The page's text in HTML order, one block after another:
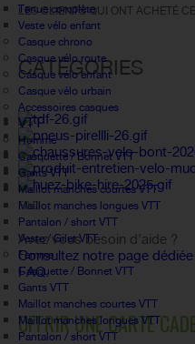
Tenue complète
Veste vélo enfant
Casque chrono
Casque vélo route
Casque vélo enfant
Casque vélo urbain
Accessoires casques
VTT
Homme
Casquette / Bonnet VTT
Gants VTT
Maillot manches courtes VTT
Maillot manches longues VTT
Pantalon / short VTT
Veste / Gilet VTT
Femme
Casquette / Bonnet VTT
Gants VTT
Maillot manches courtes VTT
Maillot manches longues VTT
Pantalon / short VTT
LES CLIENTS QUI ONT ACHETÉ
CATÉGORIES
FAQ
Avez vous besoin d'aide ?
Consultez notre page
FAQ.
OFFRIR UNE CARTE